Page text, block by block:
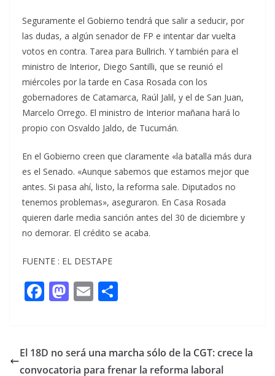
Seguramente el Gobierno tendrá que salir a seducir, por
las dudas, a algún senador de FP e intentar dar vuelta
votos en contra. Tarea para Bullrich. Y también para el
ministro de Interior, Diego Santilli, que se reunió el
miércoles por la tarde en Casa Rosada con los
gobernadores de Catamarca, Raúl Jalil, y el de San Juan,
Marcelo Orrego. El ministro de Interior mañana hará lo
propio con Osvaldo Jaldo, de Tucumán.
En el Gobierno creen que claramente «la batalla más dura
es el Senado. «Aunque sabemos que estamos mejor que
antes. Si pasa ahí, listo, la reforma sale. Diputados no
tenemos problemas», aseguraron. En Casa Rosada
quieren darle media sanción antes del 30 de diciembre y
no demorar. El crédito se acaba.
FUENTE : EL DESTAPE
F
b
o
M
d
o
E
l p
ar
El 18D no será una marcha sólo de la CGT: crece la
convocatoria para frenar la reforma laboral